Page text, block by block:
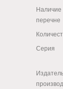
перечне
Серия